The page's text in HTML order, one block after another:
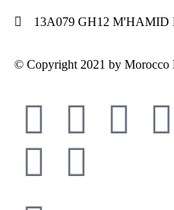
13A079 GH12
© Copyright 2021 by Morocco